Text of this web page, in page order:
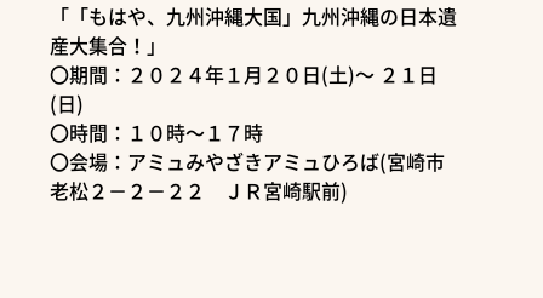
「「もはや、九州沖縄大国」九州沖縄の日本遺
産大集合！」
〇期間：２０２４年１月２０日(土)～ ２１日
(日)
〇時間：１０時～１７時
〇会場：アミュみやざきアミュひろば(宮崎市
老松２－２－２２ ＪＲ宮崎駅前)